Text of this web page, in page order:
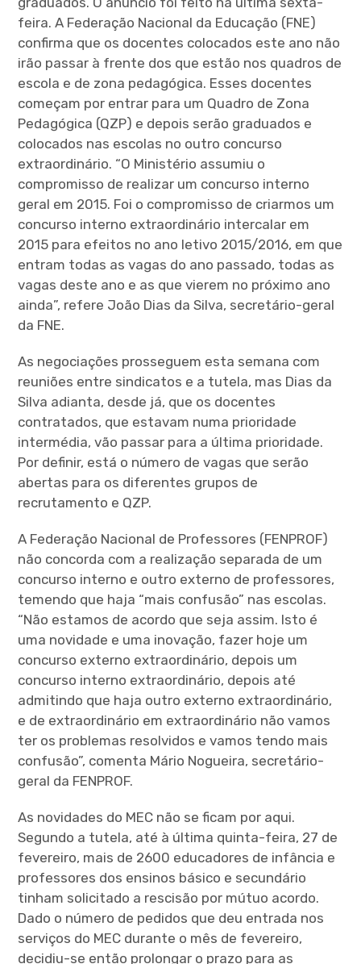
feira. A Federação Nacional da Educação (FNE)
confirma que os docentes colocados este ano não
irão passar à frente dos que estão nos quadros de
escola e de zona pedagógica. Esses docentes
começam por entrar para um Quadro de Zona
Pedagógica (QZP) e depois serão graduados e
colocados nas escolas no outro concurso
extraordinário. “O Ministério assumiu o
compromisso de realizar um concurso interno
geral em 2015. Foi o compromisso de criarmos um
concurso interno extraordinário intercalar em
2015 para efeitos no ano letivo 2015/2016, em que
entram todas as vagas do ano passado, todas as
vagas deste ano e as que vierem no próximo ano
ainda”, refere João Dias da Silva, secretário-geral
da FNE.
As negociações prosseguem esta semana com
reuniões entre sindicatos e a tutela, mas Dias da
Silva adianta, desde já, que os docentes
contratados, que estavam numa prioridade
intermédia, vão passar para a última prioridade.
Por definir, está o número de vagas que serão
abertas para os diferentes grupos de
recrutamento e QZP.
A Federação Nacional de Professores (FENPROF)
não concorda com a realização separada de um
concurso interno e outro externo de professores,
temendo que haja “mais confusão” nas escolas.
“Não estamos de acordo que seja assim. Isto é
uma novidade e uma inovação, fazer hoje um
concurso externo extraordinário, depois um
concurso interno extraordinário, depois até
admitindo que haja outro externo extraordinário,
e de extraordinário em extraordinário não vamos
ter os problemas resolvidos e vamos tendo mais
confusão”, comenta Mário Nogueira, secretário-
geral da FENPROF.
As novidades do MEC não se ficam por aqui.
Segundo a tutela, até à última quinta-feira, 27 de
fevereiro, mais de 2600 educadores de infância e
professores dos ensinos básico e secundário
tinham solicitado a rescisão por mútuo acordo.
Dado o número de pedidos que deu entrada nos
serviços do MEC durante o mês de fevereiro,
decidiu-se então prolongar o prazo para as